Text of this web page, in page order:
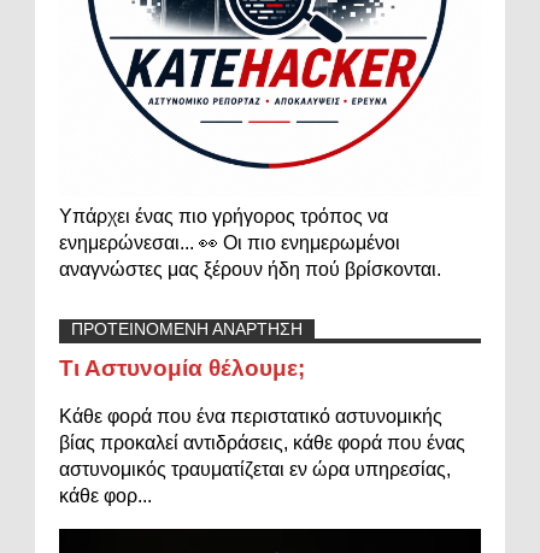
Υπάρχει ένας πιο γρήγορος τρόπος να
ενημερώνεσαι... 👀 Οι πιο ενημερωμένοι
αναγνώστες μας ξέρουν ήδη πού βρίσκονται.
ΠΡΟΤΕΙΝΟΜΕΝΗ ΑΝΑΡΤΗΣΗ
Τι Αστυνομία θέλουμε;
Κάθε φορά που ένα περιστατικό αστυνομικής
βίας προκαλεί αντιδράσεις, κάθε φορά που ένας
αστυνομικός τραυματίζεται εν ώρα υπηρεσίας,
κάθε φορ...